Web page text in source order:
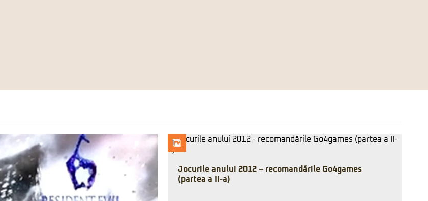
Jocurile anului 2012 – recomandările Go4games
(partea a II-a)